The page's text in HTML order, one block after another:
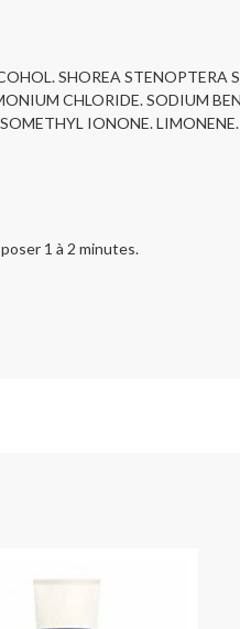
SHOREA
CHLORIDE. SODIUM
IONONE.
1 à 2 minutes.